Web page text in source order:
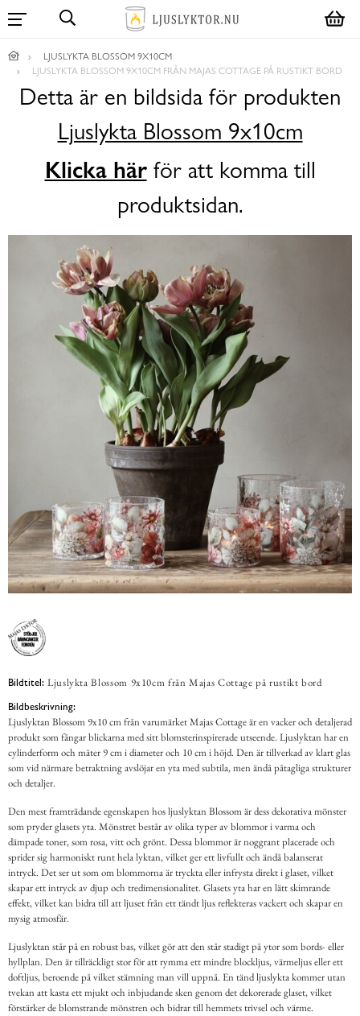
LJUSLYKTA BLOSSOM 9X10CM
LJUSLYKTA BLOSSOM 9X10CM FRÅN MAJAS COTTAGE PÅ RUSTIKT BORD
Detta är en bildsida för produkten
Ljuslykta Blossom 9x10cm
Klicka härför att komma till
produktsidan.
Bildtitel: Ljuslykta Blossom 9x10cm från Majas Cottage på rustikt bord
Bildbeskrivning:
Ljuslyktan Blossom 9x10 cm från varumärket Majas Cottage är en vacker och detaljerad
produkt som fångar blickarna med sitt blomsterinspirerade utseende. Ljuslyktan har en
cylinderform och mäter 9 cm i diameter och 10 cm i höjd. Den är tillverkad av klart glas
som vid närmare betraktning avslöjar en yta med subtila, men ändå påtagliga strukturer
och detaljer.
Den mest framträdande egenskapen hos ljuslyktan Blossom är dess dekorativa mönster
som pryder glasets yta. Mönstret består av olika typer av blommor i varma och
dämpade toner, som rosa, vitt och grönt. Dessa blommor är noggrant placerade och
sprider sig harmoniskt runt hela lyktan, vilket ger ett livfullt och ändå balanserat
intryck. Det ser ut som om blommorna är tryckta eller infrysta direkt i glaset, vilket
skapar ett intryck av djup och tredimensionalitet. Glasets yta har en lätt skimrande
effekt, vilket kan bidra till att ljuset från ett tändt ljus reflekteras vackert och skapar en
mysig atmosfär.
Ljuslyktan står på en robust bas, vilket gör att den står stadigt på ytor som bords- eller
hyllplan. Den är tillräckligt stor för att rymma ett mindre blockljus, värmeljus eller ett
doftljus, beroende på vilket stämning man vill uppnå. En tänd ljuslykta kommer utan
tvekan att kasta ett mjukt och inbjudande sken genom det dekorerade glaset, vilket
förstärker de blomstrande mönstren och bidrar till hemmets trivsel och värme.